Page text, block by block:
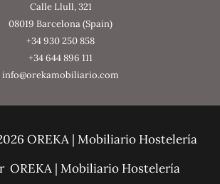
Calle Llull, 321
08019 Barcelona (Spain)
+34 930 250 858
+34 644 896 111
info@orekamobiliario.com
OREKA | Mobiliario Hostelería
OREKA | Mobiliario Hostelería